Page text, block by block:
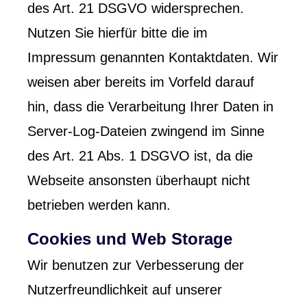
des Art. 21 DSGVO widersprechen.
Nutzen Sie hierfür bitte die im
Impressum genannten Kontaktdaten. Wir
weisen aber bereits im Vorfeld darauf
hin, dass die Verarbeitung Ihrer Daten in
Server-Log-Dateien zwingend im Sinne
des Art. 21 Abs. 1 DSGVO ist, da die
Webseite ansonsten überhaupt nicht
betrieben werden kann.
Cookies und Web Storage
Wir benutzen zur Verbesserung der
Nutzerfreundlichkeit auf unserer